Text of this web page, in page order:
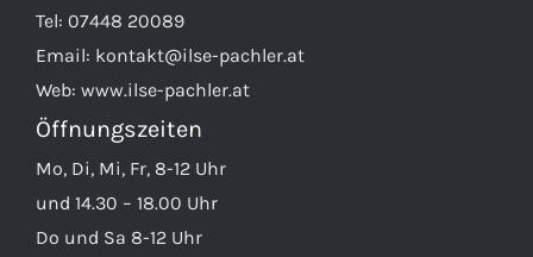
Tel: 07448 20089
Email: kontakt@ilse-pachler.at
Web: www.ilse-pachler.at
Öffnungszeiten
Mo, Di, Mi, Fr, 8-12 Uhr
und 14.30 – 18.00 Uhr
Do und Sa 8-12 Uhr